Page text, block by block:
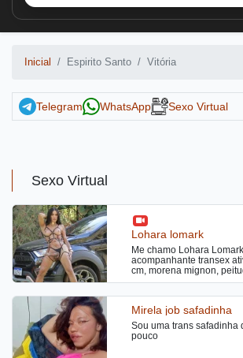
Inicial Espirito Santo Vitória
Telegram WhatsApp Sexo Virtual
Sexo Virtual
Lohara lomark
Me chamo Lohara
acompanhante transex
cm, morena mignon,
tenho gozo farto, atendo
e faço uma maravilhosa
relaxante. Também beijo
melhor boquete que já
Não perca essa ótima
Mirela job safadinha
Sou uma trans safadinha
pouco